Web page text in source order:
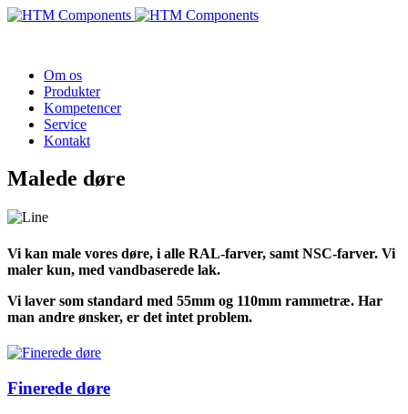
Om os
Produkter
Kompetencer
Service
Kontakt
Malede døre
Vi kan male vores døre, i alle RAL-farver, samt NSC-farver. Vi
maler kun, med vandbaserede lak.
Vi laver som standard med 55mm og 110mm rammetræ. Har
man andre ønsker, er det intet problem.
Finerede døre